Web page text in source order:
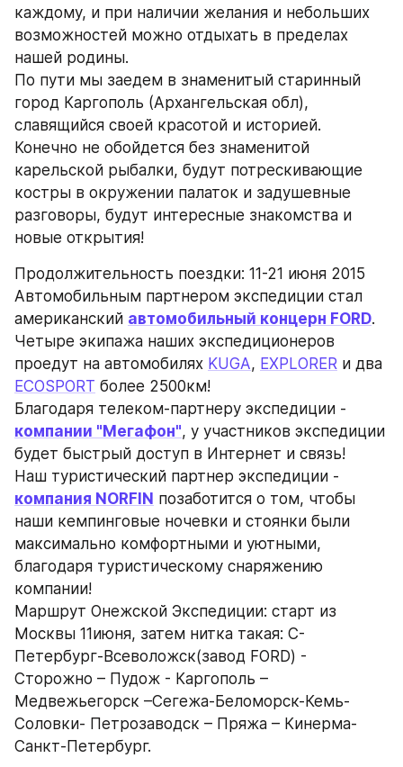
каждому, и при наличии желания и небольших
возможностей можно отдыхать в пределах
нашей родины.
По пути мы заедем в знаменитый старинный
город Каргополь (Архангельская обл),
славящийся своей красотой и историей.
Конечно не обойдется без знаменитой
карельской рыбалки, будут потрескивающие
костры в окружении палаток и задушевные
разговоры, будут интересные знакомства и
новые открытия!
Продолжительность поездки: 11-21 июня 2015
Автомобильным партнером экспедиции стал
американский автомобильный концерн FORD.
Четыре экипажа наших экспедиционеров
проедут на автомобилях KUGA, EXPLORER
ECOSPORT более 2500км!
компании "Мегафон", у участников экспедиции
будет быстрый доступ в Интернет и связь!
компания NORFIN позаботится о том, чтобы
наши кемпинговые ночевки и стоянки были
максимально комфортными и уютными,
благодаря туристическому снаряжению
компании!
Маршрут Онежской Экспедиции: старт из
Москвы 11июня, затем нитка такая: С-
Петербург-Всеволожск(завод FORD) -
Сторожно – Пудож - Каргополь –
Медвежьегорск –Сегежа-Беломорск-Кемь-
Соловки- Петрозаводск – Пряжа – Кинерма-
Санкт-Петербург.